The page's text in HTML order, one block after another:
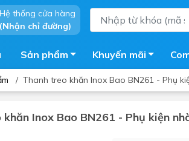
Hệ thống cửa hàng
(Nhận chỉ đường)
Sản phẩm Khuyến mãi
/ Thanh treo khăn Inox Bao BN261 - Phụ
Inox Bao BN261 - Phụ kiện